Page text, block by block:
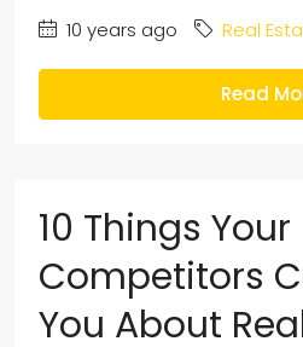
10 years ago Real
Read
10 Things Your
Competitors
You About